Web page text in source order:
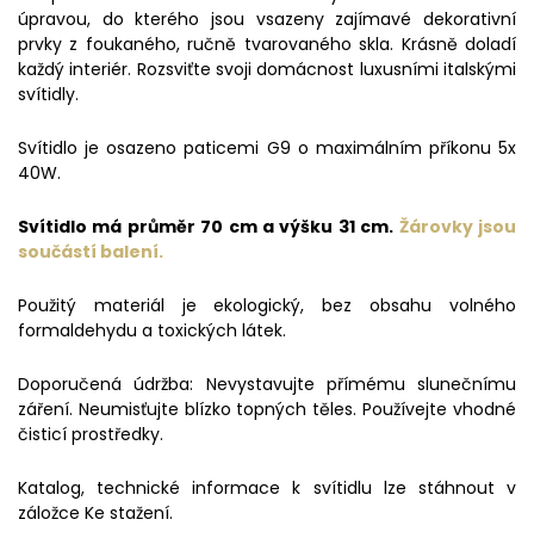
úpravou, do kterého jsou vsazeny zajímavé dekorativní
prvky z foukaného, ručně tvarovaného skla. Krásně doladí
každý interiér. Rozsviťte svoji domácnost luxusními italskými
svítidly.
Svítidlo je osazeno paticemi G9 o maximálním příkonu 5x
40W.
Svítidlo má průměr 70 cm a výšku 31 cm. Žárovky jsou
součástí balení.
Použitý materiál je ekologický, bez obsahu volného
formaldehydu a toxických látek.
Doporučená údržba: Nevystavujte přímému slunečnímu
záření. Neumisťujte blízko topných těles. Používejte vhodné
čisticí prostředky.
Katalog, technické informace k svítidlu lze stáhnout v
záložce Ke stažení.